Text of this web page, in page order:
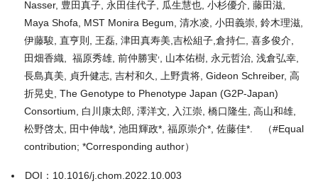
Nasser, 豊田真子, 永田佳代子, 瓜生慧也, 小杉優介, 藤田滋,
Maya Shofa, MST Monira Begum, 清水凌, 小田義崇, 鈴木理滋,
伊藤駿, 直亨則, 王磊, 津田真寿美,吉松組子,倉持仁, 喜多俊介,
田畑香織, 福原秀雄, 前仲勝実,
, 山本佑樹, 永元哲治, 浅倉弘幸,
長島真美, 貞升健志, 吉村和久, 上野貴将, Gideon Schreiber, 高
折晃史, The Genotype to Phenotype Japan (G2P-Japan)
Consortium, 白川康太郎, 澤洋文, 入江崇, 橋口隆生, 高山和雄,
松野啓太, 田中伸哉*, 池田輝政*, 福原崇介*, 佐藤佳*. （#Equal
contribution; *Corresponding author）
DOI：10.1016/j.chom.2022.10.003